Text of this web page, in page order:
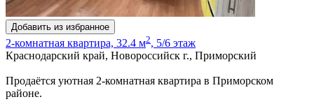
Добавить из избранное
2-комнатная квартира, 32.4 м2, 5/6 этаж
Краснодарский край, Новороссийск г., Приморский
Продаётся уютная 2-комнатная квартира в Приморском
районе.